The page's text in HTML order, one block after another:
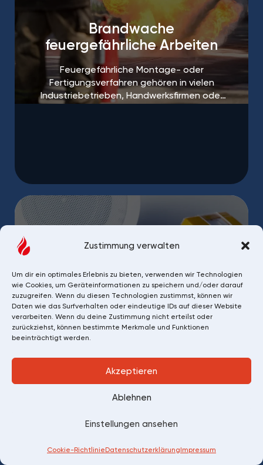
Zustimmung verwalten
Um dir ein optimales Erlebnis zu bieten, verwenden wir Technologien
wie Cookies, um Geräteinformationen zu speichern und/oder darauf
zuzugreifen. Wenn du diesen Technologien zustimmst, können wir
Daten wie das Surfverhalten oder eindeutige IDs auf dieser Website
verarbeiten. Wenn du deine Zustimmung nicht erteilst oder
zurückziehst, können bestimmte Merkmale und Funktionen
beeinträchtigt werden.
Akzeptieren
Ablehnen
Einstellungen ansehen
Cookie-RichtlinieDatenschutzerklärungImpressum
Brandwache
feuergefährliche Arbeiten
Feuergefährliche Montage- oder
Fertigungsverfahren gehören in vielen
Industriebetrieben, Handwerksfirmen oder
Brandschutzkonzept
Die engagierteste Brandwache ist sinnlos
ohne ein Brandschutz-Konzept als
Fundament der Arbeit von Brandposten und